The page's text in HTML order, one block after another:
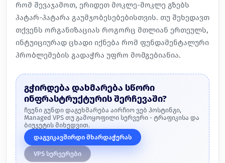
რომ შევაჯამოთ, ერიდეთ მოკლე-მოკლე გზებს
პატარ-პატარა გაუმჯობესებებისთვის. თუ შეხედავთ
თქვენს ორგანიზაციას როგორც მთლიან ერთეულს,
ინტუიციურად ცხადი იქნება რომ ფუნდამენტალური
პრობლემების გადაჭრა უფრო მომგებიანია.
გჭირდება დახმარება სწორი
ინფრასტრუქტურის შერჩევაში?
ჩვენი გუნდი დაგეხმარება აირჩიო ვებ ჰოსტინგი,
Managed VPS თუ გამოყოფილი სერვერი - ტრაფიკისა და
ბიუჯეტის მიხედვით.
დაგვიკავშირდი მხარდაჭერას
VPS სერვერები